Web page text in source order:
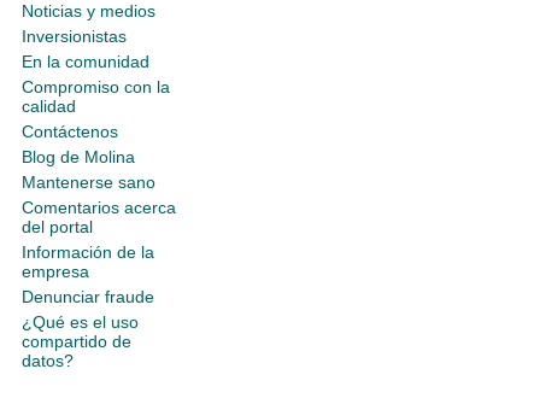
Noticias y medios
Inversionistas
En la comunidad
Compromiso con la
calidad
Contáctenos
Blog de Molina
Mantenerse sano
Comentarios acerca
del portal
Información de la
empresa
Denunciar fraude
¿Qué es el uso
compartido de
datos?